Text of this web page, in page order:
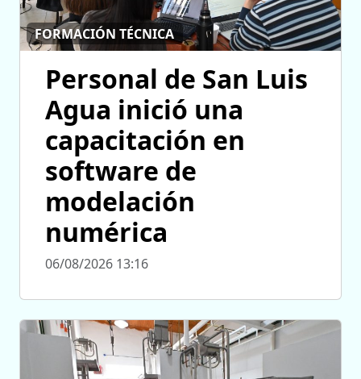
FORMACIÓN TÉCNICA
Personal de San Luis
Agua inició una
capacitación en
software de
modelación
numérica
06/08/2026 13:16